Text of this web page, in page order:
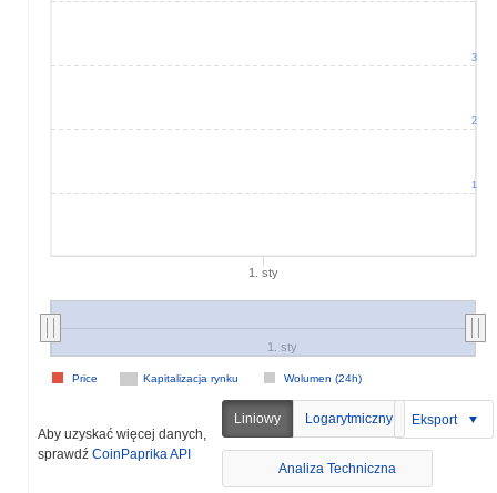
1. sty
Kapitalizacja rynku Wolumen (24h)
Price
1. sty
1
2
3
Aby uzyskać więcej danych,
sprawdź CoinPaprika API
Liniowy Logarytmiczny Eksport
Analiza Techniczna